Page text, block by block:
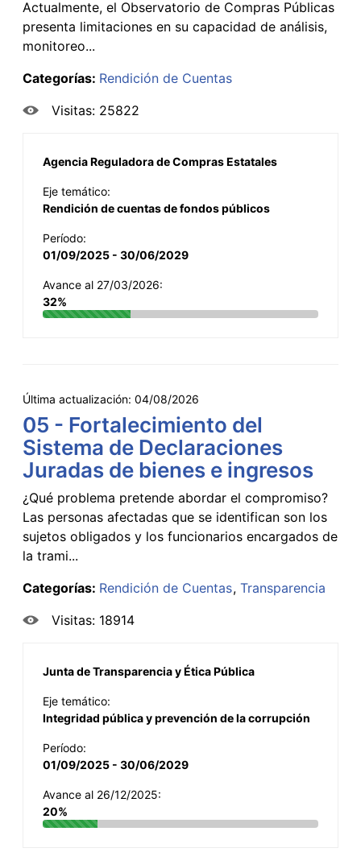
Actualmente, el Observatorio de Compras Públicas
presenta limitaciones en su capacidad de análisis,
monitoreo...
Categorías: Rendición de Cuentas
Visitas: 25822
Agencia Reguladora de Compras Estatales
Eje temático:
Rendición de cuentas de fondos públicos
Período:
01/09/2025 - 30/06/2029
Avance al 27/03/2026:
32%
Última actualización: 04/08/2026
05 - Fortalecimiento del
Sistema de Declaraciones
Juradas de bienes e ingresos
¿Qué problema pretende abordar el compromiso?
Las personas afectadas que se identifican son los
sujetos obligados y los funcionarios encargados de
la trami...
Categorías: Rendición de Cuentas Transparencia
Visitas: 18914
Junta de Transparencia y Ética Pública
Eje temático:
Integridad pública y prevención de la corrupción
Período:
01/09/2025 - 30/06/2029
Avance al 26/12/2025:
20%